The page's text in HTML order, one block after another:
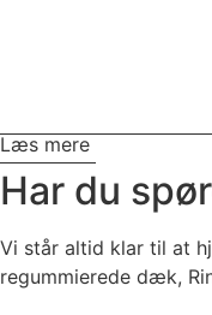
Læs mere
Har du
Vi står altid klar til at
regummierede dæk,